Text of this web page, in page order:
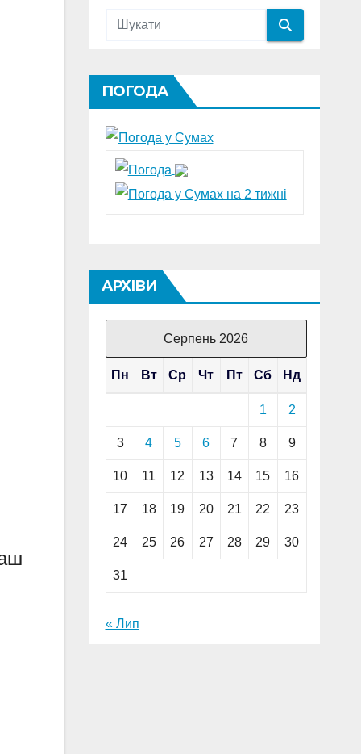
ПОГОДА
АРХІВИ
Серпень 2026
Пн Вт Ср Чт Пт Сб Нд
1 2
3 4 5 6 7 8 9
10 11 12 13 14 15 16
17 18 19 20 21 22 23
24 25 26 27 28 29 30
31
« Лип